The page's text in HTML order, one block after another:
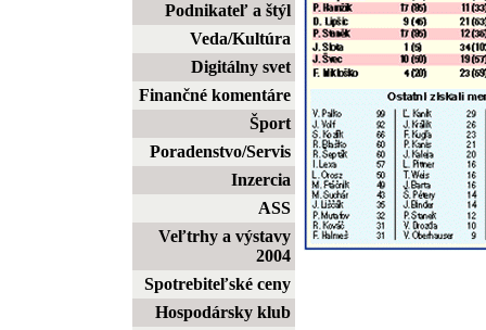
Podnikateľ a štýl
Veda/Kultúra
Digitálny svet
Finančné komentáre
Šport
Poradenstvo/Servis
Inzercia
ASS
Veľtrhy a výstavy
2004
Spotrebiteľské ceny
Hospodársky klub